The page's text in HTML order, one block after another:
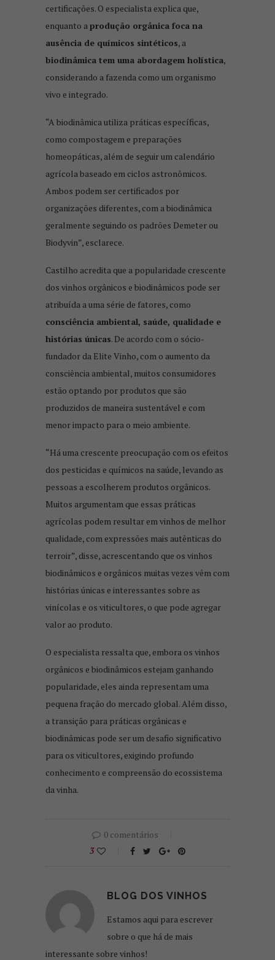
certificações. O especialista explica que,
enquanto aprodução orgânica foca na
ausência de químicos sintéticos, a
biodinâmica tem uma abordagem holística,
considerando a fazenda como um organismo
vivo e integrado.
“A biodinâmica utiliza práticas específicas,
como compostagem e preparações
homeopáticas, além de seguir um calendário
agrícola baseado em ciclos astronômicos.
Ambos podem ser certificados por
organizações diferentes, com a biodinâmica
geralmente seguindo os padrões Demeter ou
Biodyvin”, esclarece.
Castilho acredita que a popularidade crescente
dos vinhos orgânicos e biodinâmicos pode ser
atribuída a uma série de fatores, como
consciência ambiental, saúde, qualidade e
histórias únicas. De acordo com o sócio-
fundador da Elite Vinho, com o aumento da
consciência ambiental, muitos consumidores
estão optando por produtos que são
produzidos de maneira sustentável e com
menor impacto para o meio ambiente.
“Há uma crescente preocupação com os efeitos
dos pesticidas e químicos na saúde, levando as
pessoas a escolherem produtos orgânicos.
Muitos argumentam que essas práticas
agrícolas podem resultar em vinhos de melhor
qualidade, com expressões mais autênticas do
terroir”, disse, acrescentando que os vinhos
biodinâmicos e orgânicos muitas vezes vêm com
histórias únicas e interessantes sobre as
vinícolas e os viticultores, o que pode agregar
valor ao produto.
O especialista ressalta que, embora os vinhos
orgânicos e biodinâmicos estejam ganhando
popularidade, eles ainda representam uma
pequena fração do mercado global. Além disso,
a transição para práticas orgânicas e
biodinâmicas pode ser um desafio significativo
para os viticultores, exigindo profundo
conhecimento e compreensão do ecossistema
da vinha.
0 comentários
3
BLOG DOS VINHOS
Estamos aqui para escrever
sobre o que há de mais
interessante sobre vinhos!